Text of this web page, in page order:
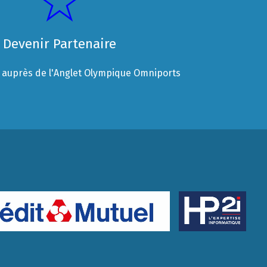
Devenir Partenaire
auprès de l'Anglet Olympique Omniports